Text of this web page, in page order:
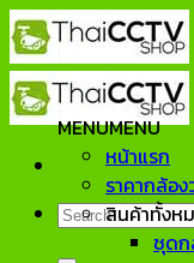
Search
MENUMENU
หน้าแรก
ราคากล้อ
สินค้าทั้งห
ชุดก